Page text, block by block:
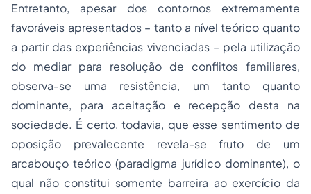
Entretanto, apesar dos contornos extremamente
favoráveis apresentados – tanto a nível teórico quanto
a partir das experiências vivenciadas – pela utilização
do mediar para resolução de conflitos familiares,
observa-se uma resistência, um tanto quanto
dominante, para aceitação e recepção desta na
sociedade. É certo, todavia, que esse sentimento de
oposição prevalecente revela-se fruto de um
arcabouço teórico (paradigma jurídico dominante), o
qual não constitui somente barreira ao exercício da